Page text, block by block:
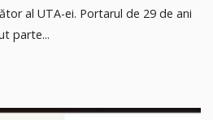
al UTA-ei. Portarul de 29 de ani
parte...